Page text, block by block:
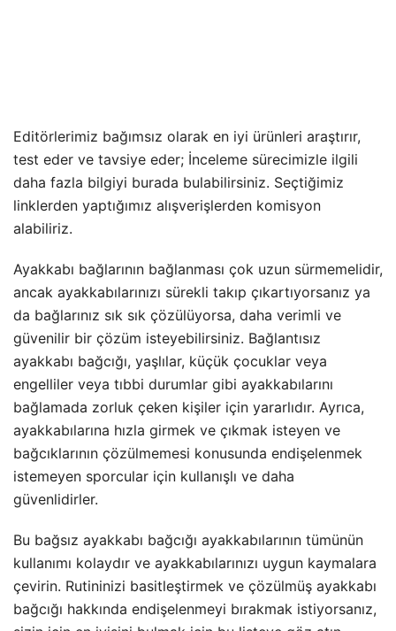
Editörlerimiz bağımsız olarak en iyi ürünleri araştırır,
test eder ve tavsiye eder; İnceleme sürecimizle ilgili
daha fazla bilgiyi burada bulabilirsiniz. Seçtiğimiz
linklerden yaptığımız alışverişlerden komisyon
alabiliriz.
Ayakkabı bağlarının bağlanması çok uzun sürmemelidir,
ancak ayakkabılarınızı sürekli takıp çıkartıyorsanız ya
da bağlarınız sık sık çözülüyorsa, daha verimli ve
güvenilir bir çözüm isteyebilirsiniz. Bağlantısız
ayakkabı bağcığı, yaşlılar, küçük çocuklar veya
engelliler veya tıbbi durumlar gibi ayakkabılarını
bağlamada zorluk çeken kişiler için yararlıdır. Ayrıca,
ayakkabılarına hızla girmek ve çıkmak isteyen ve
bağcıklarının çözülmemesi konusunda endişelenmek
istemeyen sporcular için kullanışlı ve daha
güvenlidirler.
Bu bağsız ayakkabı bağcığı ayakkabılarının tümünün
kullanımı kolaydır ve ayakkabılarınızı uygun kaymalara
çevirin. Rutininizi basitleştirmek ve çözülmüş ayakkabı
bağcığı hakkında endişelenmeyi bırakmak istiyorsanız,